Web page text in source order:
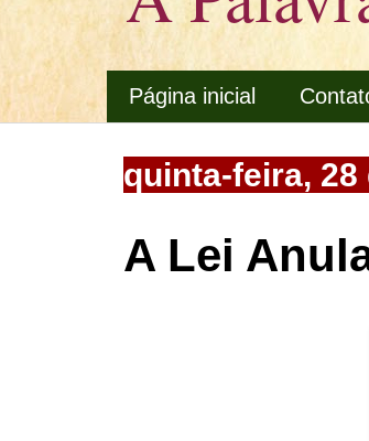
Página inicial
quinta-feira, 28
A Lei